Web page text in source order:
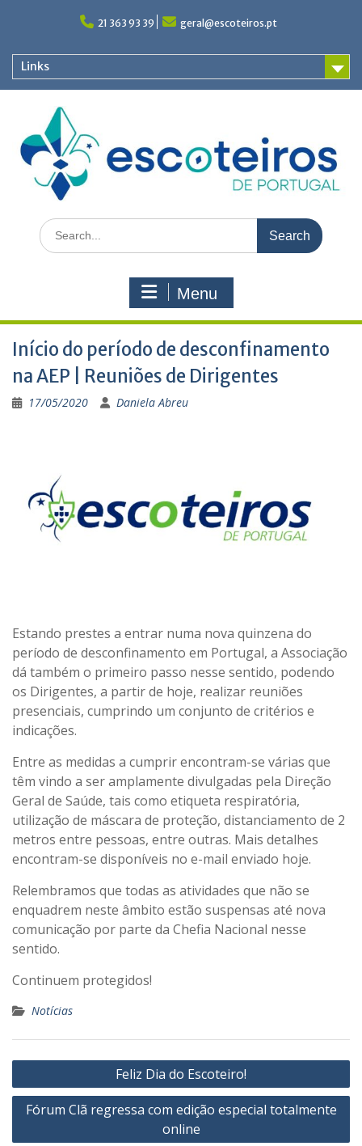
21 363 93 39 geral@escoteiros.pt
Links
Search
for:
Menu
Início do período de desconfinamento
na AEP | Reuniões de Dirigentes
17/05/2020 Daniela Abreu
Estando prestes a entrar numa nova quinzena do
período de desconfinamento em Portugal, a Associação
dá também o primeiro passo nesse sentido, podendo
os Dirigentes, a partir de hoje, realizar reuniões
presenciais, cumprindo um conjunto de critérios e
indicações.
Entre as medidas a cumprir encontram-se várias que
têm vindo a ser amplamente divulgadas pela Direção
Geral de Saúde, tais como etiqueta respiratória,
utilização de máscara de proteção, distanciamento de 2
metros entre pessoas, entre outras. Mais detalhes
encontram-se disponíveis no e-mail enviado hoje.
Relembramos que todas as atividades que não se
enquadrem neste âmbito estão suspensas até nova
comunicação por parte da Chefia Nacional nesse
sentido.
Continuem protegidos!
Notícias
Navegação
de
artigos
Feliz Dia do Escoteiro!
Fórum Clã regressa com edição especial totalmente
online